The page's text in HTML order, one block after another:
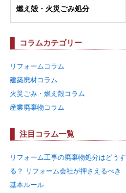
燃え殻・火災ごみ処分
コラムカテゴリー
リフォームコラム
建築廃材コラム
火災ごみ・燃え殻コラム
産業廃棄物コラム
注目コラム一覧
リフォーム工事の廃棄物処分はどうす
る？ リフォーム会社が押さえるべき
基本ルール